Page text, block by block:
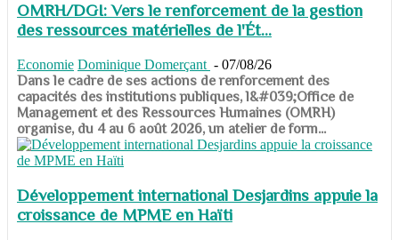
OMRH/DGI: Vers le renforcement de la gestion
des ressources matérielles de l'Ét...
Economie Dominique Domerçant - 07/08/26
Dans le cadre de ses actions de renforcement des
capacités des institutions publiques, l&#039;Office de
Management et des Ressources Humaines (OMRH)
organise, du 4 au 6 août 2026, un atelier de form...
Développement international Desjardins appuie la
croissance de MPME en Haïti